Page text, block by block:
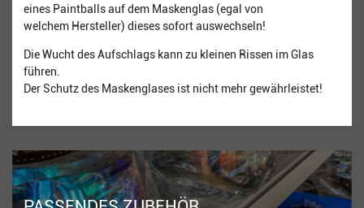
eines Paintballs auf dem Maskenglas (egal von
welchem Hersteller) dieses sofort auswechseln!
Die Wucht des Aufschlags kann zu kleinen Rissen im Glas
führen.
Der Schutz des Maskenglases ist nicht mehr gewährleistet!